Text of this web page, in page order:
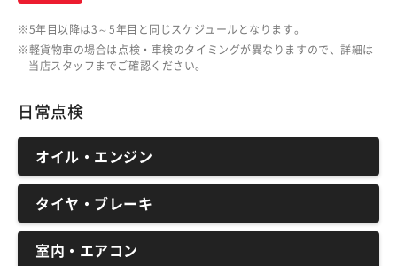
5年目以降は3～5年目と同じスケジュールとなります。
軽貨物車の場合は点検・車検のタイミングが異なりますので、詳細は
当店スタッフまでご確認ください。
日常点検
オイル・エンジン
タイヤ・ブレーキ
室内・エアコン